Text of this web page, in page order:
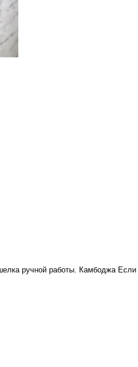
ручной работы. Камбоджа